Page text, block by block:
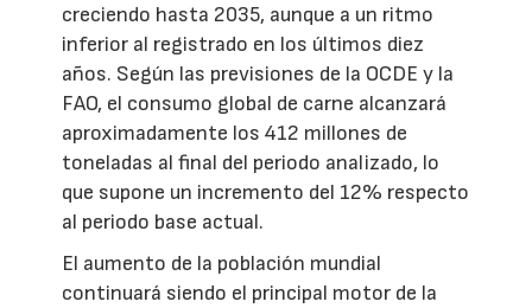
creciendo hasta 2035, aunque a un ritmo
inferior al registrado en los últimos diez
años. Según las previsiones de la OCDE y la
FAO, el consumo global de carne alcanzará
aproximadamente los 412 millones de
toneladas al final del periodo analizado, lo
que supone un incremento del 12% respecto
al periodo base actual.
El aumento de la población mundial
continuará siendo el principal motor de la